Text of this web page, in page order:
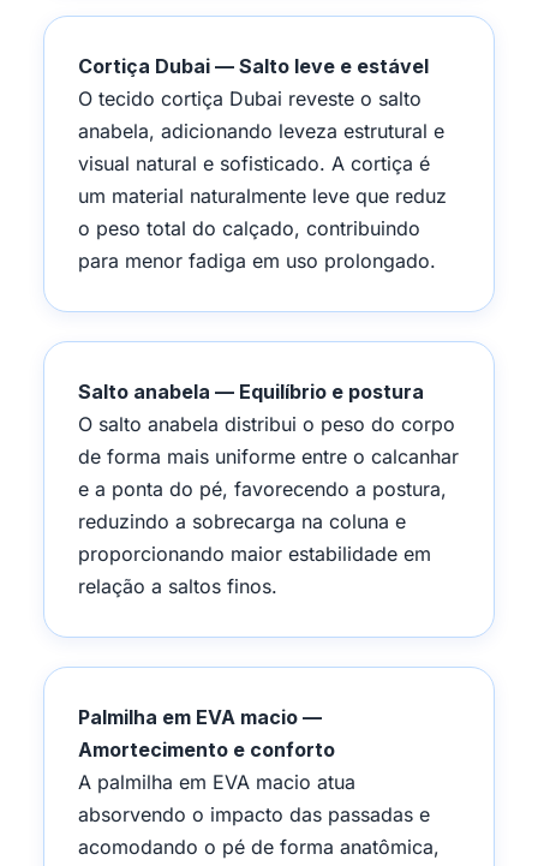
Cortiça Dubai — Salto leve e estável
O tecido cortiça Dubai reveste o salto
anabela, adicionando leveza estrutural e
visual natural e sofisticado. A cortiça é
um material naturalmente leve que reduz
o peso total do calçado, contribuindo
para menor fadiga em uso prolongado.
Salto anabela — Equilíbrio e postura
O salto anabela distribui o peso do corpo
de forma mais uniforme entre o calcanhar
e a ponta do pé, favorecendo a postura,
reduzindo a sobrecarga na coluna e
proporcionando maior estabilidade em
relação a saltos finos.
Palmilha em EVA macio —
Amortecimento e conforto
A palmilha em EVA macio atua
absorvendo o impacto das passadas e
acomodando o pé de forma anatômica,